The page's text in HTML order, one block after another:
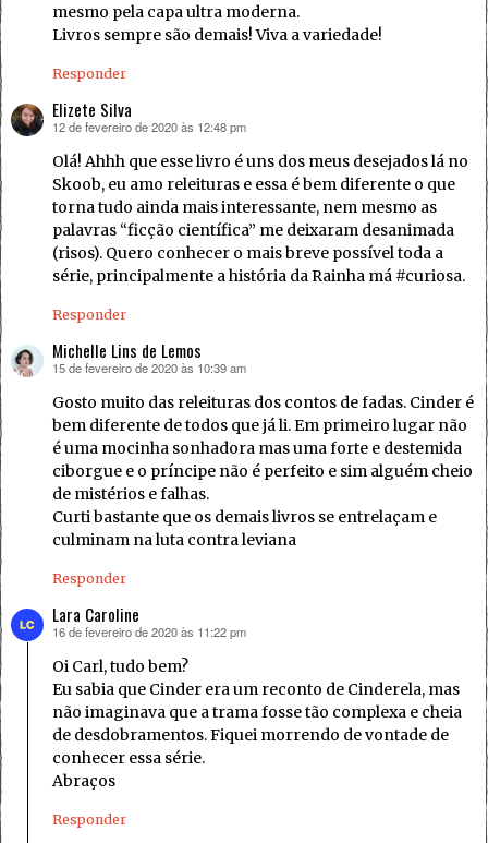
mesmo pela capa ultra moderna.
Livros sempre são demais! Viva a variedade!
Responder
Elizete Silva
disse:
12 de fevereiro de 2020 às 12:48 pm
Olá! Ahhh que esse livro é uns dos meus desejados lá no
Skoob, eu amo releituras e essa é bem diferente o que
torna tudo ainda mais interessante, nem mesmo as
palavras “ficção científica” me deixaram desanimada
(risos). Quero conhecer o mais breve possível toda a
série, principalmente a história da Rainha má #curiosa.
Responder
Michelle Lins de Lemos
disse:
15 de fevereiro de 2020 às 10:39 am
Gosto muito das releituras dos contos de fadas. Cinder é
bem diferente de todos que já li. Em primeiro lugar não
é uma mocinha sonhadora mas uma forte e destemida
ciborgue e o príncipe não é perfeito e sim alguém cheio
de mistérios e falhas.
Curti bastante que os demais livros se entrelaçam e
culminam na luta contra leviana
Responder
Lara Caroline
disse:
16 de fevereiro de 2020 às 11:22 pm
Oi Carl, tudo bem?
Eu sabia que Cinder era um reconto de Cinderela, mas
não imaginava que a trama fosse tão complexa e cheia
de desdobramentos. Fiquei morrendo de vontade de
conhecer essa série.
Abraços
Responder